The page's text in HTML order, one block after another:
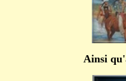
Ainsi